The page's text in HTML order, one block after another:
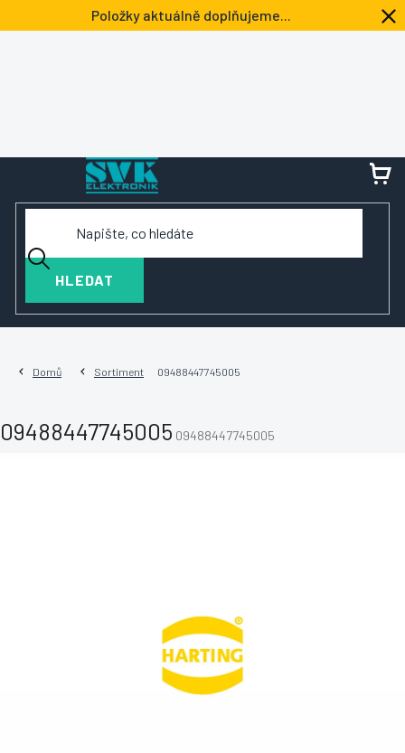
na
Položky aktuálně doplňujeme...
HLEDAT
Domů Sortiment 09488447745005
09488447745005 09488447745005